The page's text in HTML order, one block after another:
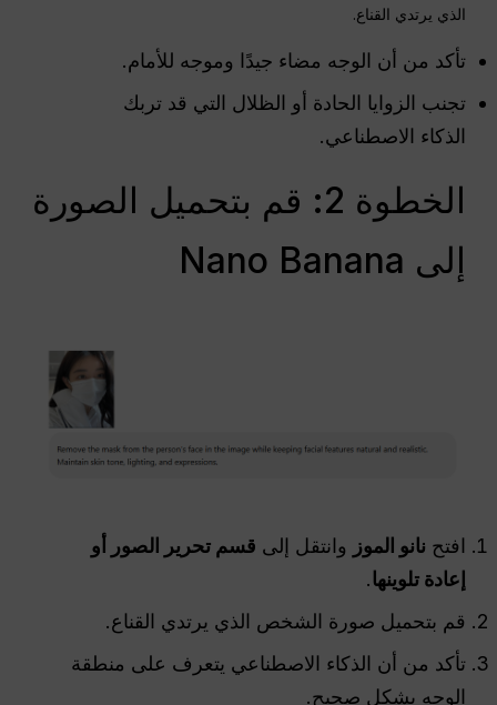
الذي يرتدي القناع.
تأكد من أن الوجه مضاء جيدًا وموجه للأمام.
تجنب الزوايا الحادة أو الظلال التي قد تربك
الذكاء الاصطناعي.
الخطوة 2: قم بتحميل الصورة
إلى Nano Banana
افتح نانو الموز وانتقل إلى قسم تحرير الصور أو
إعادة تلوينها .
قم بتحميل صورة الشخص الذي يرتدي القناع.
تأكد من أن الذكاء الاصطناعي يتعرف على منطقة
الوجه بشكل صحيح.